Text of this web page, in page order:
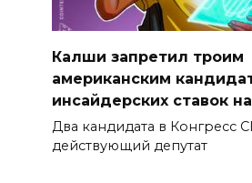
Калши запретил троим
американским
инсайдерских ставок
Два кандидата в Конгресс
действующий депутат